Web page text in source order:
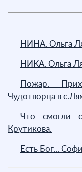
НИНА. Ольга
НИКА. Ольга
Пожар.
Чудотворца в
Что смогли
Крутикова.
Есть Бог...